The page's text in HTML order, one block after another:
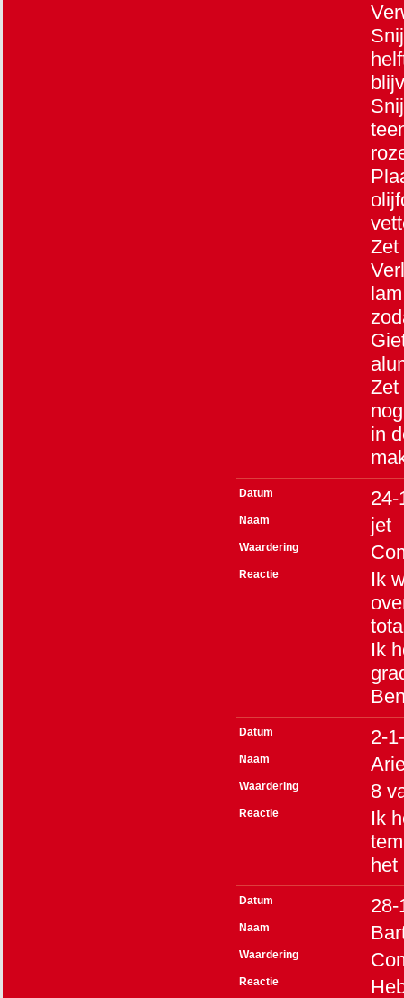
Zet
Zet
in
Datum 24-
Naam jet
Waardering
Reactie
Ik
Ik
Datum 2-
Naam
Waardering 8
Reactie
Ik
het
Datum 28-
Naam
Waardering
Reactie